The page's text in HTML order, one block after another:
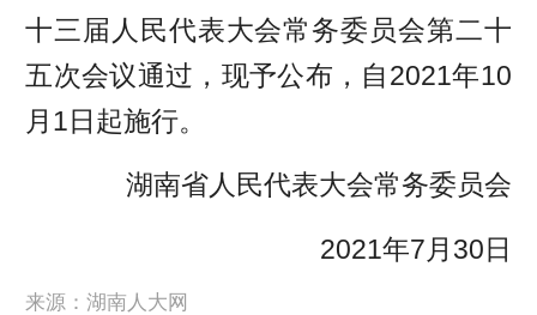
十三届人民代表大会常务委员会第二十
五次会议通过，现予公布，自2021年10
月1日起施行。
湖南省人民代表大会常务委员会
2021年7月30日
来源：湖南人大网